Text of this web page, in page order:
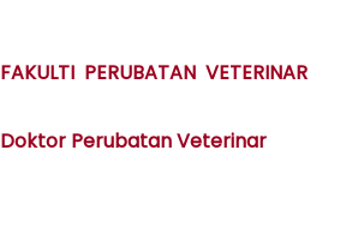
FAKULTI PERUBATAN VETERINAR
Doktor Perubatan Veterinar